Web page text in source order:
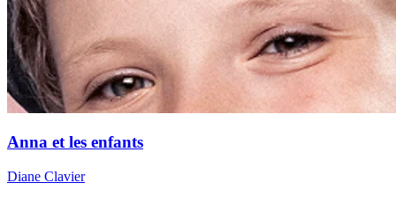
Anna et les enfants
Diane Clavier